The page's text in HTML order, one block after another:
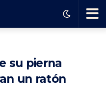
Ha
su pierna
un ratón